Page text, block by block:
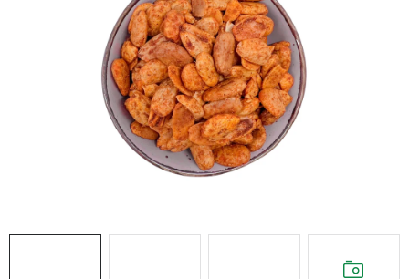
DOPRAVA A PLATBA
VELKOOBCHOD